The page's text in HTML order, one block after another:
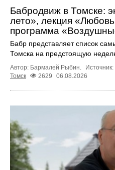
Бабродвиж в Томске:
лето», лекция
программа
Бабр представляет список
Томска на предстоящую
Автор: Бармалей Рыбин. Источник:
Томск
2629 06.08.2026